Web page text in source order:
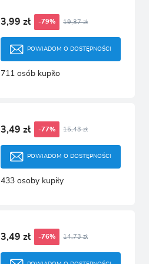
3,99 zł -79% 19,37 zł
POWIADOM O DOSTĘPNOŚCI
711 osób kupiło
3,49 zł -77% 15,43 zł
POWIADOM O DOSTĘPNOŚCI
433 osoby kupiły
3,49 zł -76% 14,73 zł